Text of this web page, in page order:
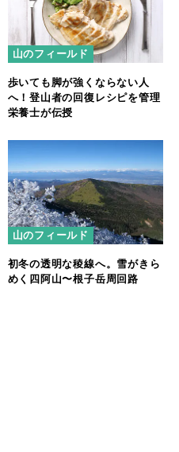
山のフィールド
歩いても脚が強くならない人
へ！登山者の回復レシピを管理
栄養士が伝授
山のフィールド
初冬の透明な稜線へ。雪がきら
めく四阿山〜根子岳周回路